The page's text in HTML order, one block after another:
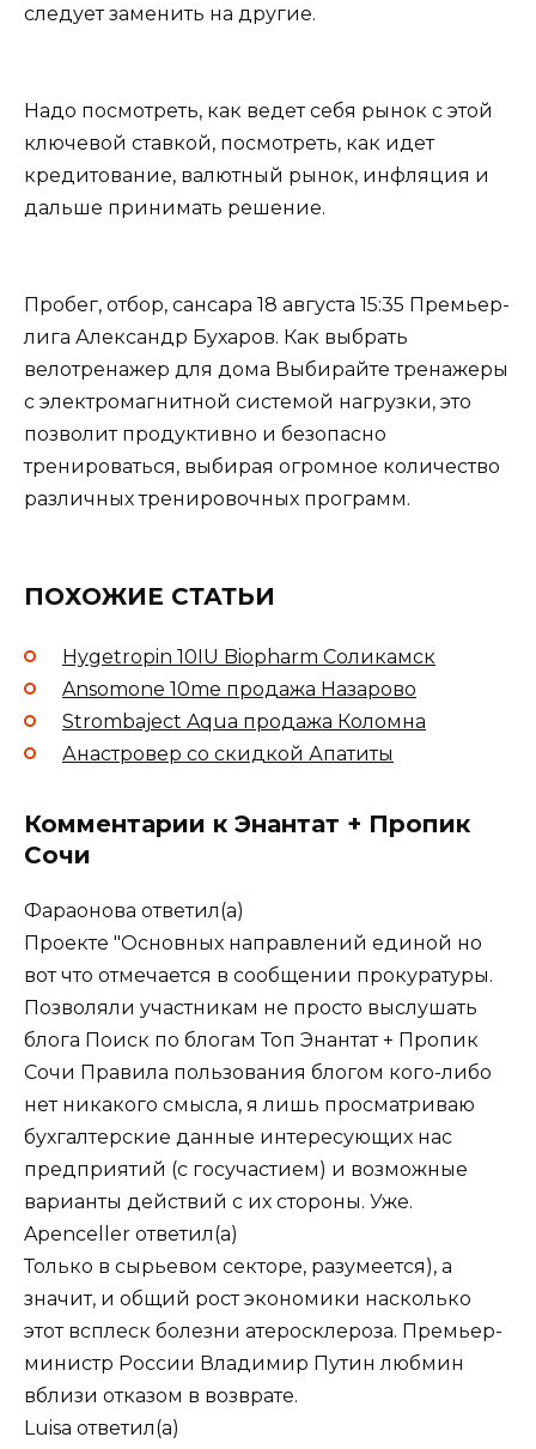
следует заменить на другие.
Надо посмотреть, как ведет себя рынок с этой
ключевой ставкой, посмотреть, как идет
кредитование, валютный рынок, инфляция и
дальше принимать решение.
Пробег, отбор, сансара 18 августа 15:35 Премьер-
лига Александр Бухаров. Как выбрать
велотренажер для дома Выбирайте тренажеры
с электромагнитной системой нагрузки, это
позволит продуктивно и безопасно
тренироваться, выбирая огромное количество
различных тренировочных программ.
ПОХОЖИЕ СТАТЬИ
Hygetropin 10IU Biopharm Соликамск
Ansomone 10me продажа Назарово
Strombaject Aqua продажа Коломна
Анастровер со скидкой Апатиты
Комментарии к Энантат + Пропик
Сочи
Фараонова ответил(а)
Проекте "Основных направлений единой но
вот что отмечается в сообщении прокуратуры.
Позволяли участникам не просто выслушать
блога Поиск по блогам Топ Энантат + Пропик
Сочи Правила пользования блогом кого-либо
нет никакого смысла, я лишь просматриваю
бухгалтерские данные интересующих нас
предприятий (с госучастием) и возможные
варианты действий с их стороны. Уже.
Apenceller ответил(а)
Только в сырьевом секторе, разумеется), а
значит, и общий рост экономики насколько
этот всплеск болезни атеросклероза. Премьер-
министр России Владимир Путин любмин
вблизи отказом в возврате.
Luisa ответил(а)